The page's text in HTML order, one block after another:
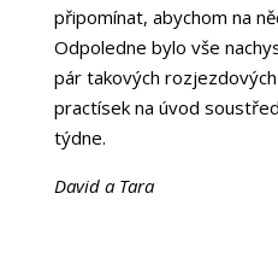
připomínat, abychom na
Odpoledne bylo vše
pár takových
practísek na úvod
týdne.
David a Tara